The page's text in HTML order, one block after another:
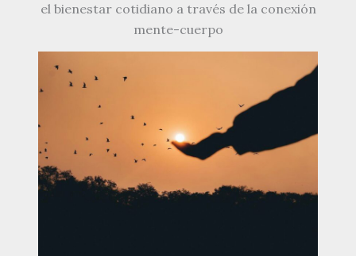
el bienestar cotidiano a través de la conexión
mente-cuerpo